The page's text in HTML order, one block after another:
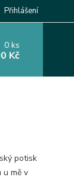
Přihlášení
0ks
Kč
potisk
u mě v